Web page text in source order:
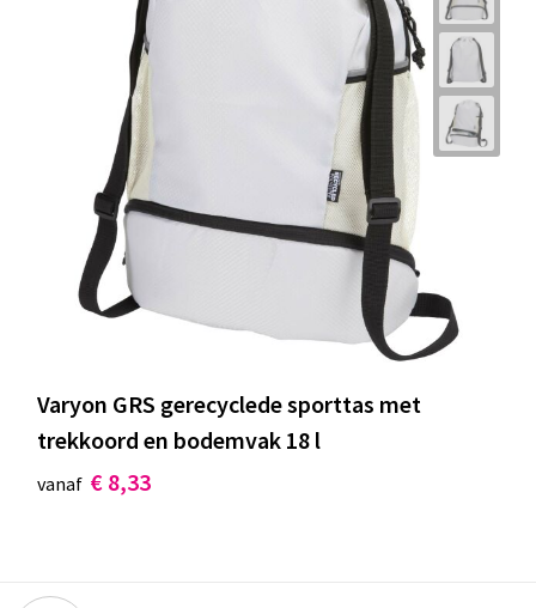
Varyon GRS gerecyclede sporttas met
trekkoord en bodemvak 18 l
vanaf € 8,33